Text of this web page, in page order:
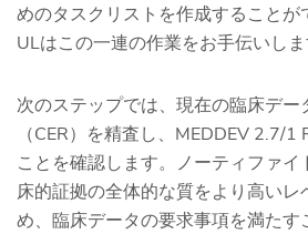
めのタスクリストを作成すること
ULはこの一連の作業をお手伝いしま
次のステップでは、現在の臨床デー
（CER）を精査し、MEDDEV 2.7/1
ことを確認します。ノーティファ
床的証拠の全体的な質をより高いレ
め、臨床データの要求事項を満た